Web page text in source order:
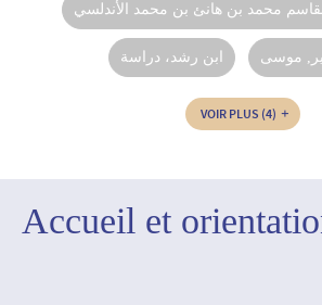
محمد بن هانئ بن محمد الأندلسي
ابن رشد، دراسة ‏موسى‏
VOIR PLUS (4)
Accueil et